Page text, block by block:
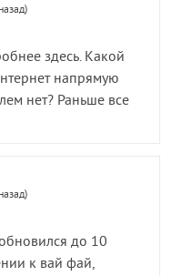
здесь. Какой
напрямую
нет? Раньше все
до 10
к вай фай,